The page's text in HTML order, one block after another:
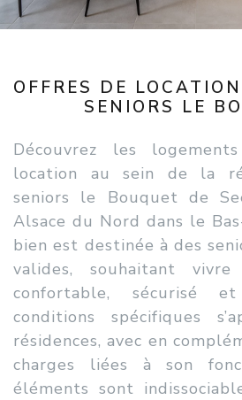
OFFRES DE
SENIORS LE
Découvrez les
location au sein de la
seniors le Bouquet de
Alsace du Nord dans le
bien est destinée à des
valides, souhaitant
confortable, sécurisé
conditions spécifiques
résidences, avec en
charges liées à son
éléments sont